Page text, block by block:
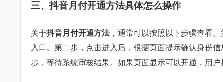
三、抖音月付开通方法具体怎么操作
关于抖音月付开通方法，通常可以按照以下步骤查看
入口。第二步，点击进入后，根据页面提示确认身份
步，等待系统审核结果。如果页面显示可以开通，用